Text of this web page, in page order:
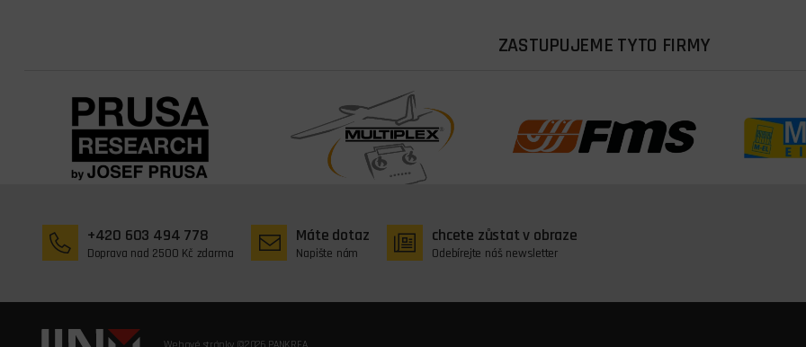
ZASTUPUJEME TYTO FIRMY
+420 603 494 778
Doprava nad 2500 Kč zdarma
Máte dotaz
Napište nám
chcete zůstat v obraze
Odebírejte náš newsletter